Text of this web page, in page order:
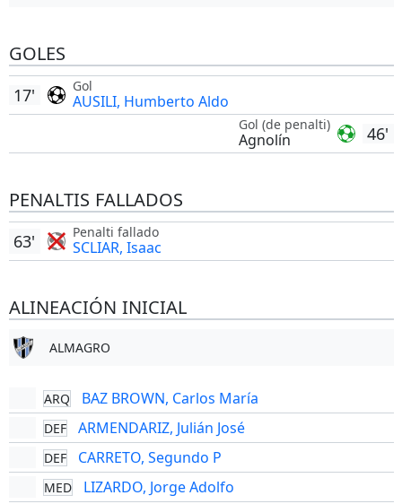
GOLES
Gol
AUSILI, Humberto Aldo
17'
46'
Gol (de penalti)
Agnolín
PENALTIS FALLADOS
Penalti fallado
SCLIAR, Isaac
63'
ALINEACIÓN INICIAL
ALMAGRO
ARQ BAZ BROWN, Carlos María
DEF ARMENDARIZ, Julián José
DEF CARRETO, Segundo P
MED LIZARDO, Jorge Adolfo